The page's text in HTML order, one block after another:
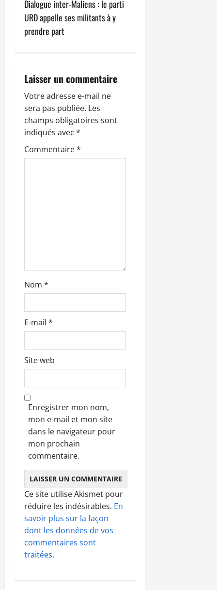
g
a
i
o
n
d
’
c
l
e
Dialogue inter-Maliens : le parti
URD appelle ses militants à y
prendre part
Laisser un commentaire
Votre adresse e-mail ne
sera pas publiée. Les
champs obligatoires sont
indiqués avec *
Commentaire*
Nom *
E-mail *
Site web
Enregistrer mon nom,
mon e-mail et mon site
dans le navigateur pour
mon prochain
commentaire.
Ce site utilise Akismet pour
réduire les indésirables. En
savoir plus sur la façon
dont les données de vos
commentaires sont
traitées.